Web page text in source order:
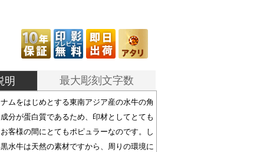
明 最大彫刻文字数
ムをはじめとする東南アジア産の水牛の角
分が蛋白質であるため、印材としてとても
客様の間にとてもポピュラーなのです。し
水牛は天然の素材ですから、周りの環境に